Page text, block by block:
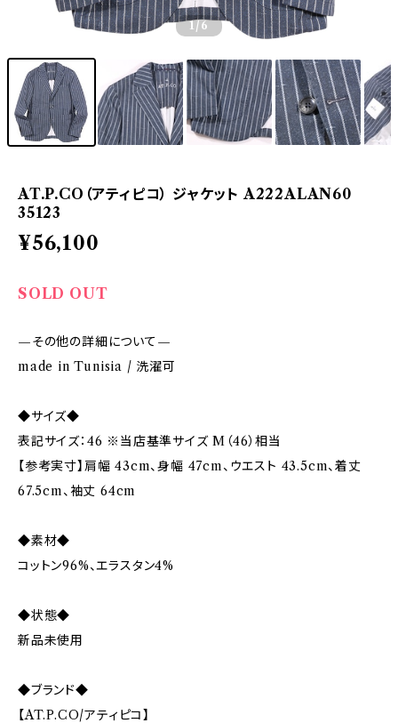
1 /6
AT.P.CO（アティピコ） ジャケット A222ALAN60
35123
¥56,100
SOLD OUT
—その他の詳細について—
made in Tunisia / 洗濯可
◆サイズ◆
表記サイズ：46 ※当店基準サイズ M（46）相当
【参考実寸】肩幅 43cm、身幅 47cm、ウエスト 43.5cm、着丈
67.5cm、袖丈 64cm
◆素材◆
コットン96%、エラスタン4%
◆状態◆
新品未使用
◆ブランド◆
【AT.P.CO/アティピコ】